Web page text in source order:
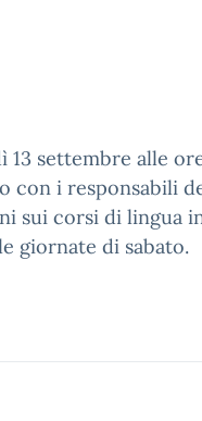
settembre alle
con i responsabili
sui corsi di lingua
giornate di sabato.